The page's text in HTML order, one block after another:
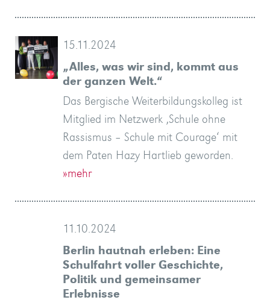
15.11.2024
„Alles, was wir sind, kommt aus
der ganzen Welt.“
Das Bergische Weiterbildungskolleg ist
Mitglied im Netzwerk ‚Schule ohne
Rassismus – Schule mit Courage‘ mit
dem Paten Hazy Hartlieb geworden.
»mehr
11.10.2024
Berlin hautnah erleben: Eine
Schulfahrt voller Geschichte,
Politik und gemeinsamer
Erlebnisse